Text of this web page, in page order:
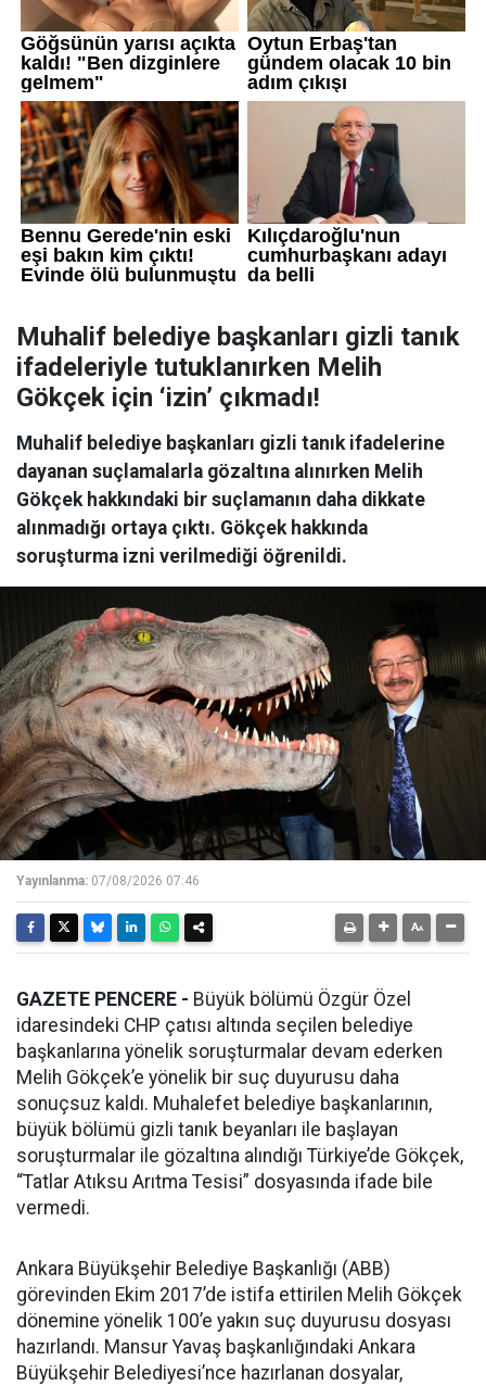
Muhalif belediye başkanları gizli tanık
ifadeleriyle tutuklanırken Melih
Gökçek için ‘izin’ çıkmadı!
Muhalif belediye başkanları gizli tanık ifadelerine
dayanan suçlamalarla gözaltına alınırken Melih
Gökçek hakkındaki bir suçlamanın daha dikkate
alınmadığı ortaya çıktı. Gökçek hakkında
soruşturma izni verilmediği öğrenildi.
Yayınlanma: 07/08/2026 07:46
GAZETE PENCERE - Büyük bölümü Özgür Özel
idaresindeki CHP çatısı altında seçilen belediye
başkanlarına yönelik soruşturmalar devam ederken
Melih Gökçek’e yönelik bir suç duyurusu daha
sonuçsuz kaldı. Muhalefet belediye başkanlarının,
büyük bölümü gizli tanık beyanları ile başlayan
soruşturmalar ile gözaltına alındığı Türkiye’de Gökçek,
“Tatlar Atıksu Arıtma Tesisi” dosyasında ifade bile
vermedi.
Ankara Büyükşehir Belediye Başkanlığı (ABB)
görevinden Ekim 2017’de istifa ettirilen Melih Gökçek
dönemine yönelik 100’e yakın suç duyurusu dosyası
hazırlandı. Mansur Yavaş başkanlığındaki Ankara
Büyükşehir Belediyesi’nce hazırlanan dosyalar,